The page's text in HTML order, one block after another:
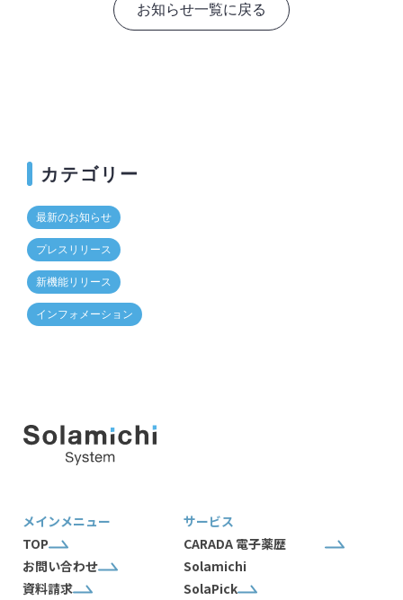
お知らせ一覧に戻る
カテゴリー
最新のお知らせ
プレスリリース
新機能リリース
インフォメーション
メインメニュー
TOP
お問い合わせ
資料請求
サービス
CARADA 電子薬歴
Solamichi
SolaPick